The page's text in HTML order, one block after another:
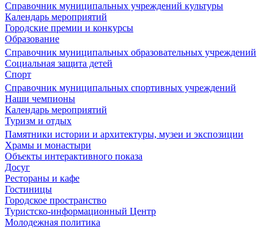
Справочник муниципальных учреждений культуры
Календарь мероприятий
Городские премии и конкурсы
Образование
Справочник муниципальных образовательных учреждений
Социальная защита детей
Спорт
Справочник муниципальных спортивных учреждений
Наши чемпионы
Календарь мероприятий
Туризм и отдых
Памятники истории и архитектуры, музеи и экспозиции
Храмы и монастыри
Объекты интерактивного показа
Досуг
Рестораны и кафе
Гостиницы
Городское пространство
Туристско-информационный Центр
Молодежная политика